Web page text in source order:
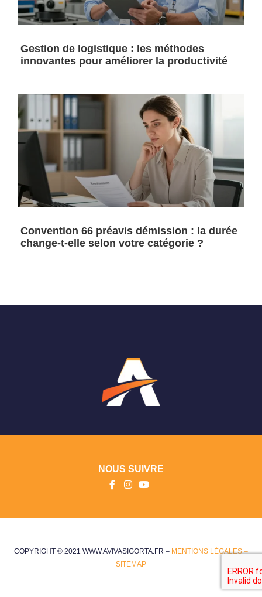
Gestion de logistique : les méthodes
innovantes pour améliorer la productivité
Convention 66 préavis démission : la durée
change-t-elle selon votre catégorie ?
NOUS SUIVRE
COPYRIGHT © 2021 WWW.AVIVASIGORTA.FR – MENTIONS LÉGALES –
SITEMAP